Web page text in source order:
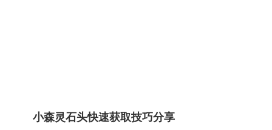
小森灵石头快速获取技巧分享